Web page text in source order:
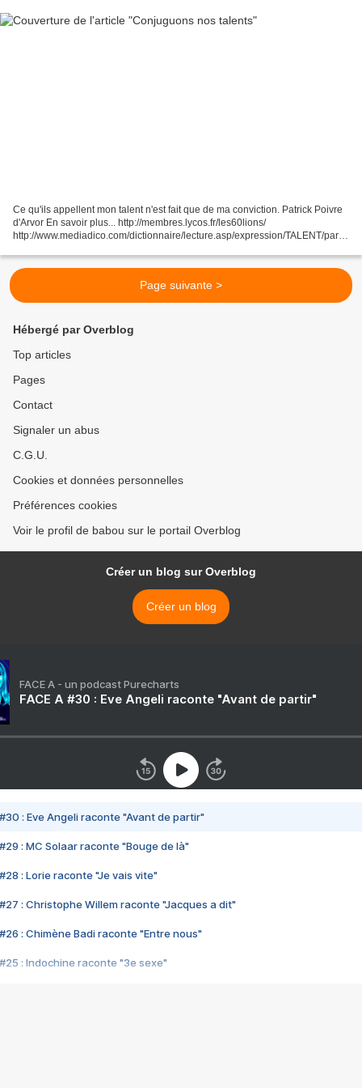
Ce qu'ils appellent mon talent n'est fait que de ma conviction. Patrick Poivre
d'Arvor En savoir plus... http://membres.lycos.fr/les60lions/
http://www.mediadico.com/dictionnaire/lecture.asp/expression/TALENT/parle
Page suivante >
Hébergé par Overblog
Top articles
Pages
Contact
Signaler un abus
C.G.U.
Cookies et données personnelles
Préférences cookies
Voir le profil de babou sur le portail Overblog
Créer un blog sur Overblog
Créer un blog
FACE A - un podcast Purecharts
FACE A #30 : Eve Angeli raconte "Avant de partir"
#30 : Eve Angeli raconte "Avant de partir"
#29 : MC Solaar raconte "Bouge de là"
#28 : Lorie raconte "Je vais vite"
#27 : Christophe Willem raconte "Jacques a dit"
#26 : Chimène Badi raconte "Entre nous"
#25 : Indochine raconte "3e sexe"